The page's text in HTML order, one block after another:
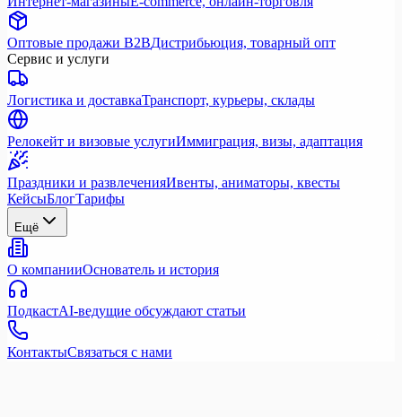
Оптовые продажи B2BДистрибьюция, товарный опт
Сервис и услуги
Логистика и доставкаТранспорт, курьеры, склады
Релокейт и визовые услугиИммиграция, визы, адаптация
Праздники и развлеченияИвенты, аниматоры, квесты
КейсыБлогТарифы
Ещё
О компанииОснователь и история
ПодкастAI-ведущие обсуждают статьи
КонтактыСвязаться с нами